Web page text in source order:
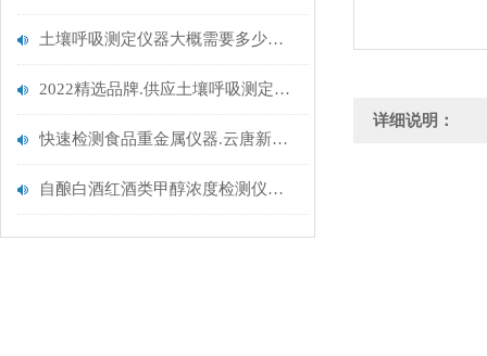
土壤呼吸测定仪器大概需要多少钱.2023云唐智能新款
2022精选品牌.供应土壤呼吸测定仪哪家好.推荐山东云唐
快速检测食品重金属仪器.云唐新品升级
自酿白酒红酒类甲醇浓度检测仪器@选择云唐白酒甲醇乙醇检测仪
详细说明：